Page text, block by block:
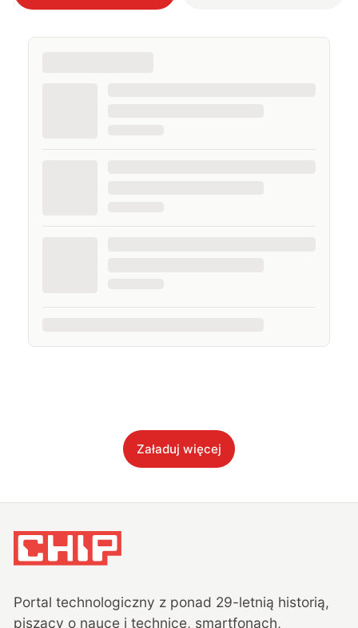
Załaduj więcej
Portal technologiczny z ponad 29-letnią historią,
piszący o nauce i technice, smartfonach,